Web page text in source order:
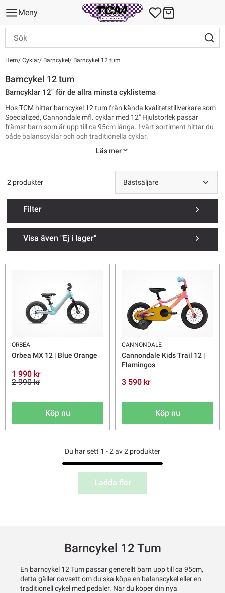
Meny
Hem Cyklar Barncykel Barncykel 12 tum
Barncykel 12 tum
Barncyklar 12" för de allra minsta cyklisterna
Hos TCM hittar barncykel 12 tum från kända kvalitetstillverkare som
Specialized, Cannondale mfl. cyklar med 12" Hjulstorlek passar
främst barn som är upp till ca 95cm långa. I vårt sortiment hittar du
både balanscyklar och och traditionella cyklar.
Frakt från 69 kr. Skrymmande produkter kan ha högre fraktkostnad.
Läs mer
Filter
Visa även "Ej i lager"
2 produkter
ORBEA
Orbea MX 12 | Blue Orange
1 990 kr
2 990 kr
Köp nu
CANNONDALE
Cannondale Kids Trail 12 |
Flamingos
3 590 kr
Köp nu
Du har sett 1 - 2 av 2 produkter
Ladda fler
Barncykel 12 Tum
En barncykel 12 Tum passar generellt barn upp till ca 95cm,
detta gäller oavsett om du ska köpa en balanscykel eller en
traditionell cykel med pedaler. När du köper din nya